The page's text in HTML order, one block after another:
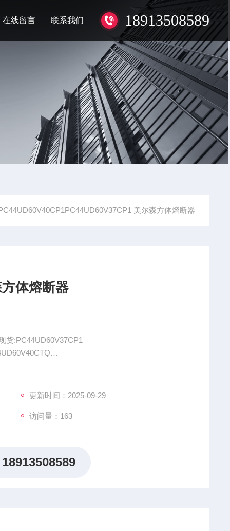
18913508589
在线留言 联系我们
美尔森方体熔断器
体熔断器
货:PC44UD60V37CP1
更新时间：2025-09-29
访问量：163
18913508589